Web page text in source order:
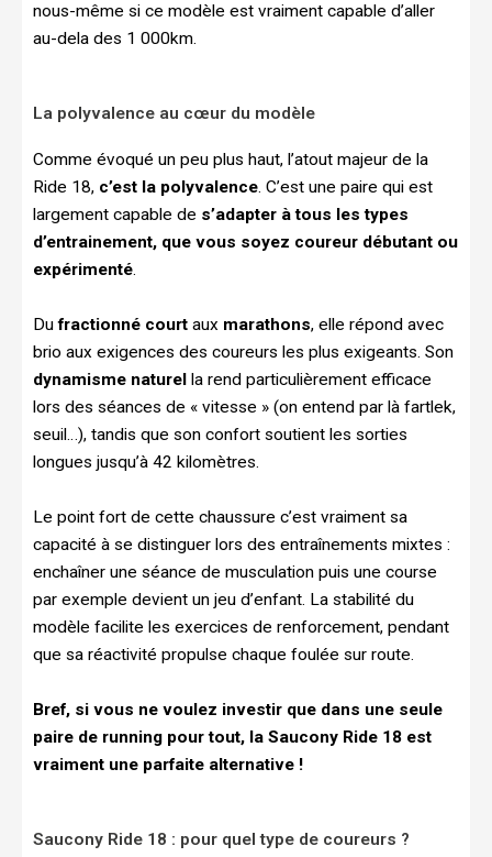
nous-même si ce modèle est vraiment capable d’aller
au-dela des 1 000km.
La polyvalence au cœur du modèle
Comme évoqué un peu plus haut, l’atout majeur de la
Ride 18, c’est la polyvalence. C’est une paire qui est
largement capable de s’adapter à tous les types
d’entrainement, que vous soyez coureur débutant ou
expérimenté.
Dufractionné court aux marathons, elle répond avec
brio aux exigences des coureurs les plus exigeants. Son
dynamisme naturel la rend particulièrement efficace
lors des séances de « vitesse » (on entend par là fartlek,
seuil…), tandis que son confort soutient les sorties
longues jusqu’à 42 kilomètres.
Le point fort de cette chaussure c’est vraiment sa
capacité à se distinguer lors des entraînements mixtes :
enchaîner une séance de musculation puis une course
par exemple devient un jeu d’enfant. La stabilité du
modèle facilite les exercices de renforcement, pendant
que sa réactivité propulse chaque foulée sur route.
Bref, si vous ne voulez investir que dans une seule
paire de running pour tout, la Saucony Ride 18 est
vraiment une parfaite alternative !
Saucony Ride 18 : pour quel type de coureurs ?